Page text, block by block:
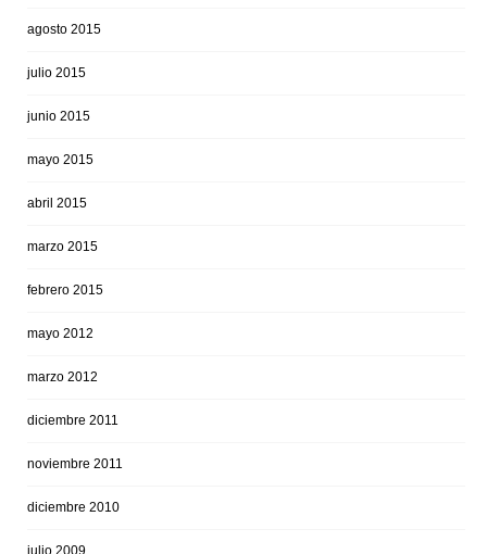
agosto 2015
julio 2015
junio 2015
mayo 2015
abril 2015
marzo 2015
febrero 2015
mayo 2012
marzo 2012
diciembre 2011
noviembre 2011
diciembre 2010
julio 2009